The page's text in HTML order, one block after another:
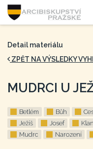
Detail materiálu
ZPĚT NA VÝSLEDKY
MUDRCI U
Betlém Bůh
Ježíš
Josef
Mudrc
Narození